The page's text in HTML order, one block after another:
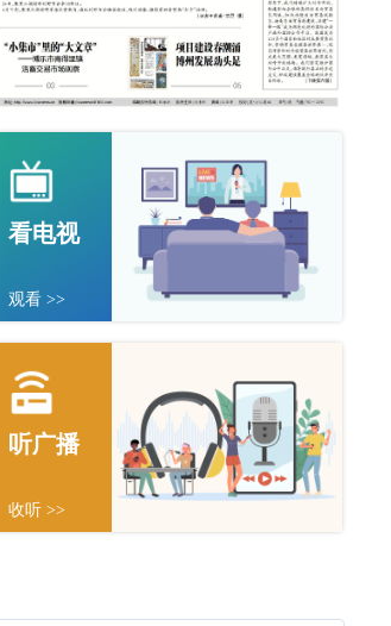
看电视
观看 >>
听广播
收听 >>